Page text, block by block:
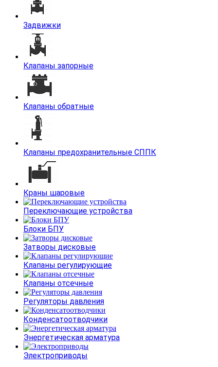
Задвижки
Клапаны запорные
Клапаны обратные
Клапаны предохранительные СППК
Краны шаровые
Переключающие устройства
Блоки БПУ
Затворы дисковые
Клапаны регулирующие
Клапаны отсечные
Регуляторы давления
Конденсатоотводчики
Энергетическая арматура
Электроприводы